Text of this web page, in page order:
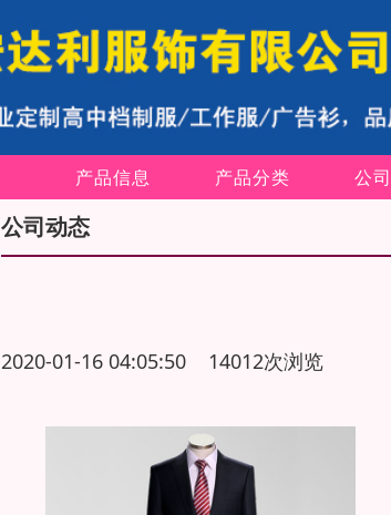
产品信息 产品分类 公
公司动态
2020-01-16 04:05:50 14012次浏览